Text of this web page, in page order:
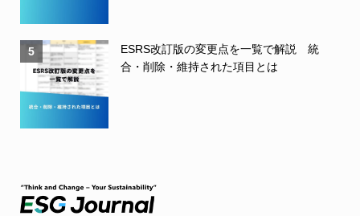
5
ESRS改訂版の変更点を一覧で解説 統
合・削除・維持された項目とは